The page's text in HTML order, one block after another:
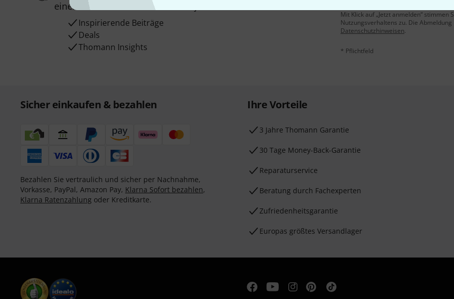
einen von
50 Gutscheinen
Inspirierende Beiträge
Deals
Thomann Insights
Mit Klick auf „Jetzt anmelden“
Nutzungsverhaltens zu. Die
Datenschutzhinweisen.
* Pflichtfeld
Sicher einkaufen & bezahlen
Bezahlen Sie vertraulich und sicher per Nachnahme,
Vorkasse, PayPal, Amazon Pay, Klarna Sofort bezahlen,
Klarna Ratenzahlung oder Kreditkarte.
Ihre Vorteile
3 Jahre Thomann Garantie
30 Tage Money-Back-Garantie
Reparaturservice
Beratung durch Fachexperten
Zufriedenheitsgarantie
Europas größtes Versandlager